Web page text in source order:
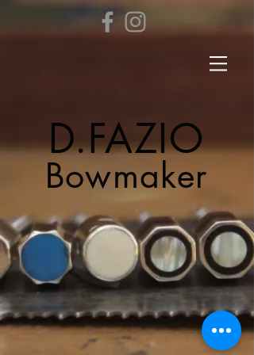
D.FAZIO
Bowmaker